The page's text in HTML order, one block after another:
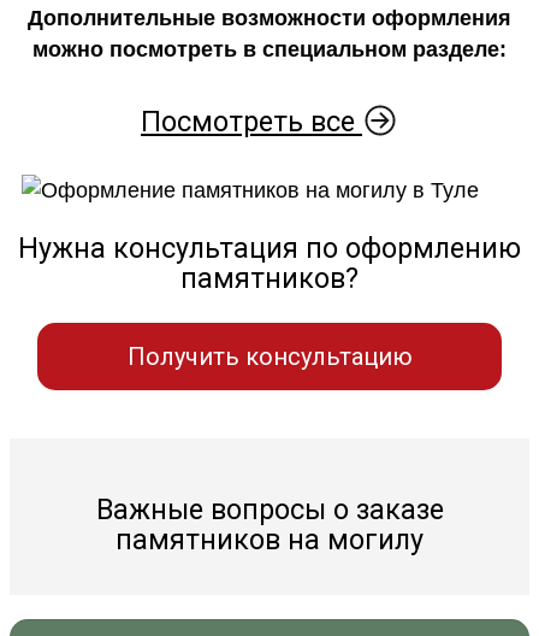
Дополнительные возможности оформления
можно посмотреть в специальном разделе:
Посмотреть все
Нужна консультация по оформлению
памятников?
Получить консультацию
Важные вопросы о заказе
памятников на могилу